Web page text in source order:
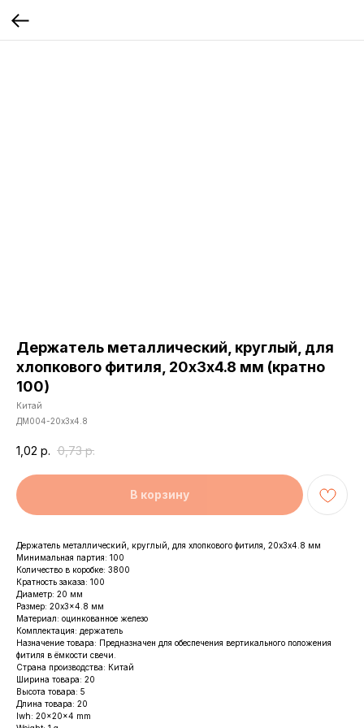
Держатель металлический, круглый, для
хлопкового фитиля, 20х3х4.8 мм (кратно
100)
Китай
ДМ004-20х3х4.8
1,02 р. 0,73 р.
В корзину
Держатель металлический, круглый, для хлопкового фитиля, 20х3х4.8 мм
Минимальная партия: 100
Количество в коробке: 3800
Кратность заказа: 100
Диаметр: 20 мм
Размер: 20x3x4.8 мм
Материал: оцинкованное железо
Комплектация: держатель
Назначение товара: Предназначен для обеспечения вертикального положения
фитиля в ёмкости свечи.
Страна производства: Китай
Ширина товара: 20
Высота товара: 5
Длина товара: 20
lwh: 20x20x4 mm